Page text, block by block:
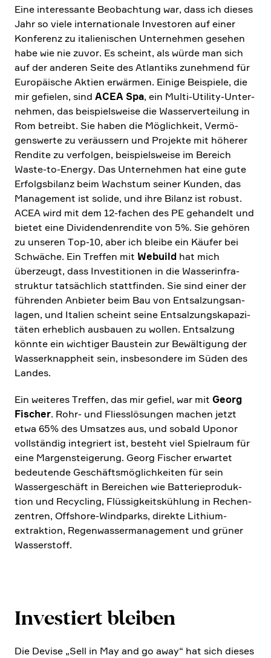
Eine inter­es­sante Beobach­tung war, dass ich dieses
Jahr so viele inter­na­tio­nale Investoren auf einer
Konfe­renz zu italie­ni­schen Unter­nehmen gesehen
habe wie nie zuvor. Es scheint, als würde man sich
auf der anderen Seite des Atlan­tiks zuneh­mend für
Europäi­sche Aktien erwärmen. Einige Beispiele, die
mir gefielen, sind ACEA Spa, ein Multi-Utility-Unter­
nehmen, das beispiels­weise die Wasser­ver­tei­lung in
Rom betreibt. Sie haben die Möglich­keit, Vermö­
gens­werte zu veräus­sern und Projekte mit höherer
Rendite zu verfolgen, beispiels­weise im Bereich
Waste-to-Energy. Das Unter­nehmen hat eine gute
Erfolgs­bi­lanz beim Wachstum seiner Kunden, das
Manage­ment ist solide, und ihre Bilanz ist robust.
ACEA wird mit dem 12-fachen des PE gehan­delt und
bietet eine Dividen­den­ren­dite von 5%. Sie gehören
zu unseren Top-10, aber ich bleibe ein Käufer bei
Schwäche. Ein Treffen mit Webuild hat mich
überzeugt, dass Investi­tionen in die Wasser­in­fra­
struktur tatsäch­lich statt­finden. Sie sind einer der
führenden Anbieter beim Bau von Entsal­zungs­an­
lagen, und Italien scheint seine Entsal­zungs­ka­pa­zi­
täten erheb­lich ausbauen zu wollen. Entsal­zung
könnte ein wichtiger Baustein zur Bewäl­ti­gung der
Wasser­knapp­heit sein, insbe­son­dere im Süden des
Landes.
Ein weiteres Treffen, das mir gefiel, war mit Georg
Fischer. Rohr- und Fliess­lö­sungen machen jetzt
etwa 65% des Umsatzes aus, und sobald Uponor
vollständig integriert ist, besteht viel Spiel­raum für
eine Margen­stei­ge­rung. Georg Fischer erwartet
bedeu­tende Geschäfts­mög­lich­keiten für sein
Wasser­ge­schäft in Berei­chen wie Batte­rie­pro­duk­
tion und Recycling, Flüssig­keits­küh­lung in Rechen­
zen­tren, Offshore-Windparks, direkte Lithium-
extrak­tion, Regen­was­ser­ma­nage­ment und grüner
Wasser­stoff.
Investiert bleiben
Die Devise „Sell in May and go away“ hat sich dieses